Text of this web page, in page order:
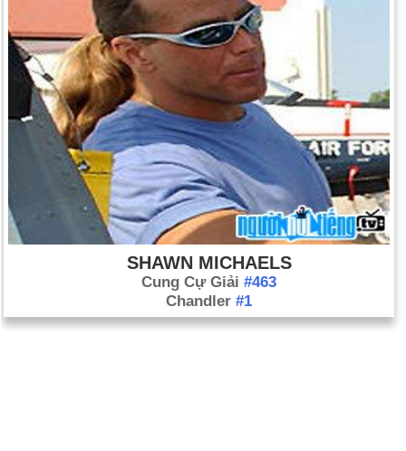
SHAWN MICHAELS
Cung Cự Giải #463
Chandler #1